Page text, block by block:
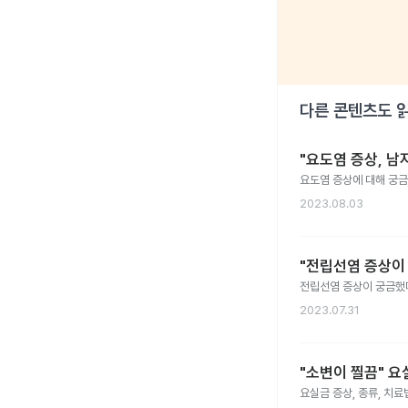
다른 콘텐츠도
"요도염 증상, 남
요도염 증상에 대해 궁
2023.08.03
"전립선염 증상
전립선염 증상이 궁금
2023.07.31
"소변이 찔끔" 요
요실금 증상, 종류, 치료